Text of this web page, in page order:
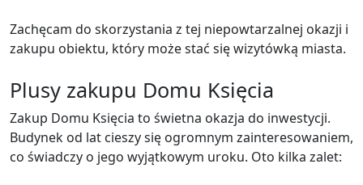
Zachęcam do skorzystania z tej niepowtarzalnej okazji i
zakupu obiektu, który może stać się wizytówką miasta.
Plusy zakupu Domu Księcia
Zakup Domu Księcia to świetna okazja do inwestycji.
Budynek od lat cieszy się ogromnym zainteresowaniem,
co świadczy o jego wyjątkowym uroku. Oto kilka zalet: